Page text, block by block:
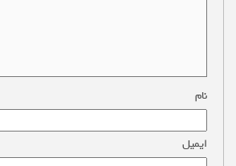
نام
ایمیل